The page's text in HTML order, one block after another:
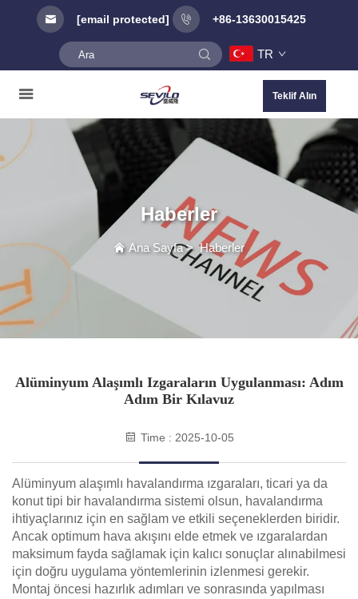
[email protected] +86-13630015425
TR
Teklif Alın
Haberler
Ana Sayfa>Haberler
Alüminyum Alaşımlı Izgaraların Uygulanması: Adım
Adım Bir Kılavuz
Time : 2025-10-05
Alüminyum alaşımlı havalandırma ızgaraları, ticari ya da
konut tipi bir havalandırma sistemi olsun, havalandırma
ihtiyaçlarınız için en sağlam ve etkili seçeneklerden biridir.
Ancak optimum hava akışını elde etmek ve ızgaralardan
maksimum fayda sağlamak için kalıcı sonuçlar alınabilmesi
için doğru uygulama yöntemlerinin izlenmesi gerekir.
Montaj öncesi hazırlık adımları ve sonrasında yapılması